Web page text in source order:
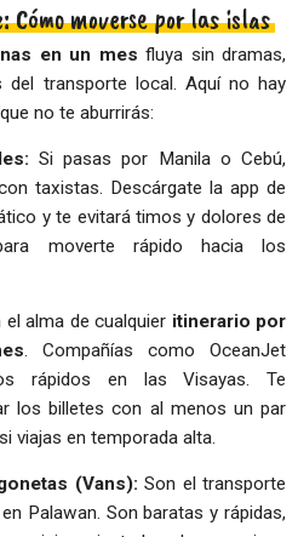
moverse por las islas
en un mes fluya sin dramas,
transporte local. Aquí no hay
no te aburrirás:
Si pasas por Manila o Cebú,
taxistas. Descárgate la app de
y te evitará timos y dolores de
moverte rápido hacia los
el alma de cualquier itinerario por
. Compañías como OceanJet
rápidos en las Visayas. Te
los billetes con al menos un par
viajas en temporada alta.
(Vans): Son el transporte
Palawan. Son baratas y rápidas,